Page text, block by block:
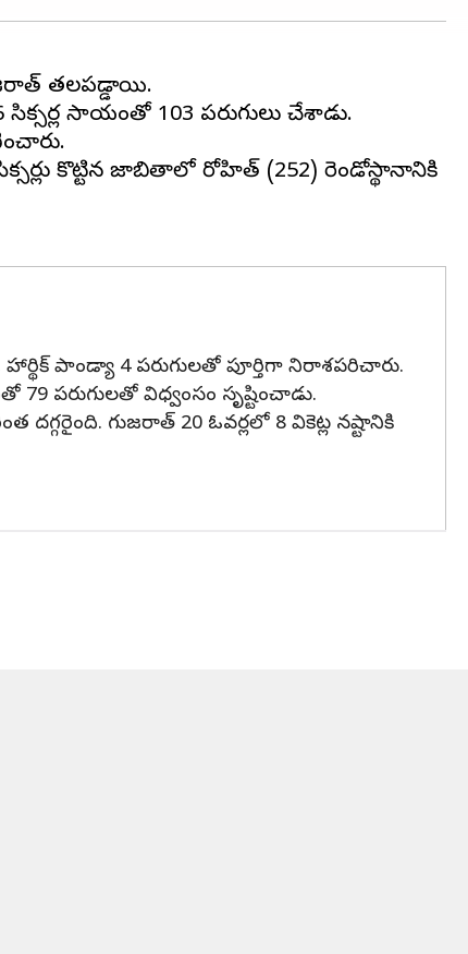
తలపడ్డాయి.
సిక్సర్ల సాయంతో 103 పరుగులు చేశాడు.
కొట్టిన జాబితాలో రోహిత్‌ (252) రెండోస్థానానికి
పాండ్యా 4 పరుగులతో పూర్తిగా నిరాశపరిచారు.
79 పరుగులతో విధ్వంసం సృష్టించాడు.
గుజరాత్ 20 ఓవర్లలో 8 వికెట్ల నష్టానికి